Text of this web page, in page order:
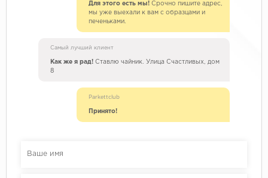
Для этого есть мы! Срочно пишите адрес,
мы уже выехали к вам с образцами и
печеньками.
Самый лучший клиент
Как же я рад! Ставлю чайник. Улица Счастливых, дом
8
Parkettclub
Принято!